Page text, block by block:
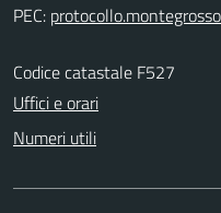
PEC:
Codice catastale F527
Uffici e orari
Numeri utili